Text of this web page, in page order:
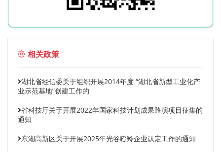
相关政策
湖北省经信委关于组织开展2014年度 “湖北省新型工业化产
业示范基地”创建工作的
省科技厅关于开展2022年国家科技计划成果路演项目征集的
通知
东湖高新区关于开展2025年光谷瞪羚企业认定工作的通知